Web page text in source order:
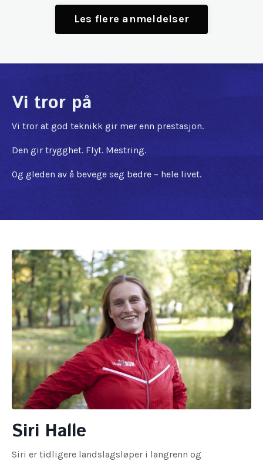
Les flere anmeldelser
Vi tror på
Vi tror at god teknikk gir mer enn prestasjon.
Den gir trygghet. Flyt. Mestring.
Og gleden av å bevege seg bedre – hele livet.
Siri Halle
Siri er tidligere landslagsløper i langrenn og